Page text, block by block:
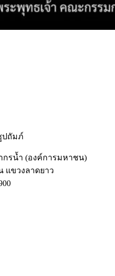
ปถัมภ์
กรน้ำ (องค์การมหาชน)
แขวงลาดยาว